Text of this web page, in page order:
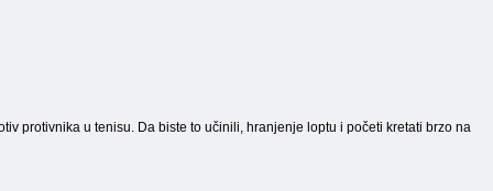
protivnika u tenisu. Da biste to učinili, hranjenje loptu i početi kretati brzo na